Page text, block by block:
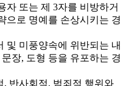
자 또는 제 3자를 비방하거
으로 명예를 손상시키는 경
및 미풍양속에 위반되는 내
장, 도형 등을 유포하는 경
, 반사회적, 범죄적 행위와